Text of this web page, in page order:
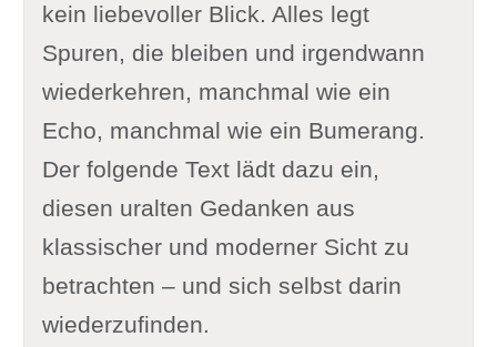
kein liebevoller Blick. Alles legt
Spuren, die bleiben und irgendwann
wiederkehren, manchmal wie ein
Echo, manchmal wie ein Bumerang.
Der folgende Text lädt dazu ein,
diesen uralten Gedanken aus
klassischer und moderner Sicht zu
betrachten – und sich selbst darin
wiederzufinden.